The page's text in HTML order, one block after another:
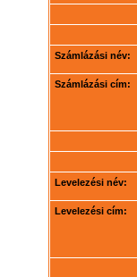
Számlázási név:
Számlázási cím:
Levelezési név:
Levelezési cím: